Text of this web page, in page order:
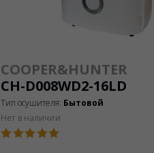
COOPER&HUNTER
CH-D008WD2-16LD
Тип осушителя: Бытовой
Нет в наличии